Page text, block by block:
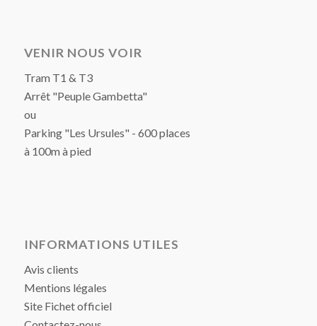
VENIR NOUS VOIR
Tram T1 & T3
Arrêt "Peuple Gambetta"
ou
Parking "Les Ursules" - 600 places
à 100m à pied
INFORMATIONS UTILES
Avis clients
Mentions légales
Site Fichet officiel